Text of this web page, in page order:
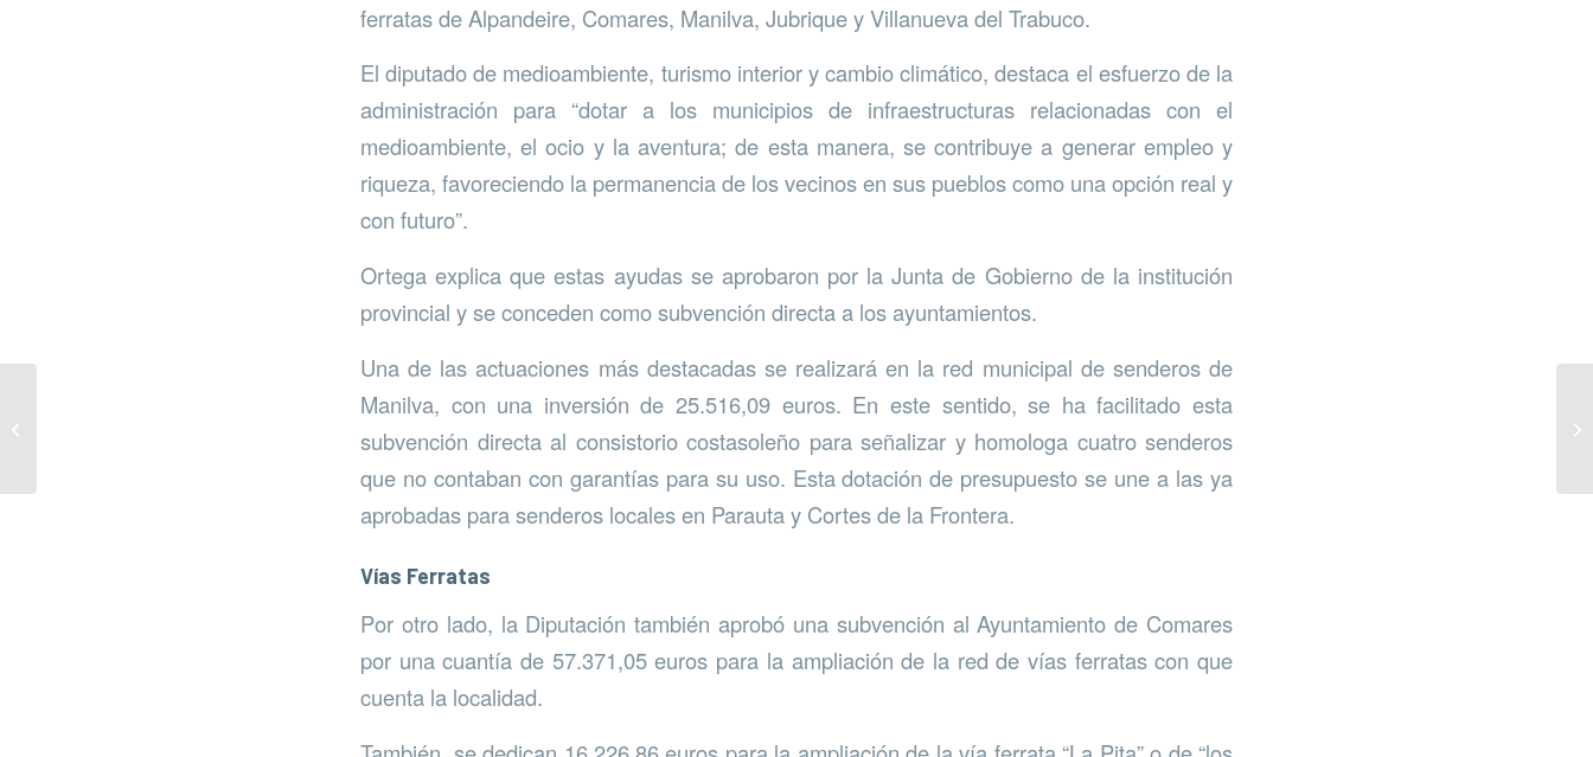
ferratas de Alpandeire, Comares, Manilva, Jubrique y Villanueva del Trabuco.
El diputado de medioambiente, turismo interior y cambio climático, destaca el esfuerzo de la
administración para “dotar a los municipios de infraestructuras relacionadas con el
medioambiente, el ocio y la aventura; de esta manera, se contribuye a generar empleo y
riqueza, favoreciendo la permanencia de los vecinos en sus pueblos como una opción real y
con futuro”.
Ortega explica que estas ayudas se aprobaron por la Junta de Gobierno de la institución
provincial y se conceden como subvención directa a los ayuntamientos.
Una de las actuaciones más destacadas se realizará en la red municipal de senderos de
Manilva, con una inversión de 25.516,09 euros. En este sentido, se ha facilitado esta
subvención directa al consistorio costasoleño para señalizar y homologa cuatro senderos
que no contaban con garantías para su uso. Esta dotación de presupuesto se une a las ya
aprobadas para senderos locales en Parauta y Cortes de la Frontera.
Vías Ferratas
Por otro lado, la Diputación también aprobó una subvención al Ayuntamiento de Comares
por una cuantía de 57.371,05 euros para la ampliación de la red de vías ferratas con que
cuenta la localidad.